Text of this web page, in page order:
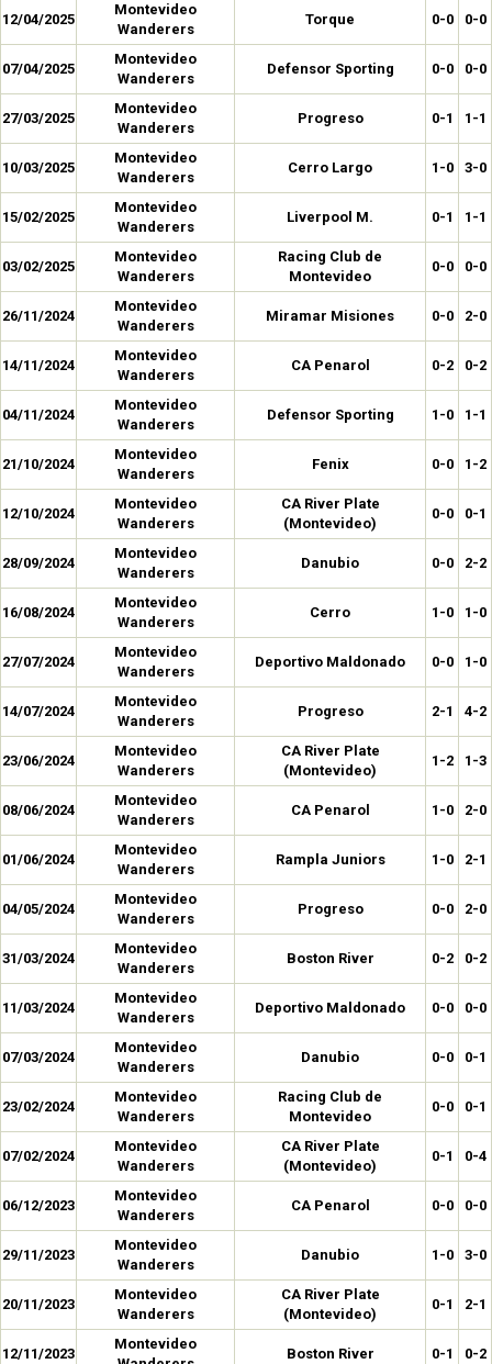
12/04/2025
Montevideo
Wanderers
Torque 0-0 0-0
07/04/2025
Montevideo
Wanderers
Defensor Sporting 0-0 0-0
27/03/2025
Montevideo
Wanderers
Progreso 0-1 1-1
10/03/2025
Montevideo
Wanderers
Cerro Largo 1-0 3-0
15/02/2025
Montevideo
Wanderers
Liverpool M. 0-1 1-1
03/02/2025
Montevideo
Wanderers
Racing Club de
Montevideo
0-0 0-0
26/11/2024
Montevideo
Wanderers
Miramar Misiones 0-0 2-0
14/11/2024
Montevideo
Wanderers
CA Penarol 0-2 0-2
04/11/2024
Montevideo
Wanderers
Defensor Sporting 1-0 1-1
21/10/2024
Montevideo
Wanderers
Fenix 0-0 1-2
12/10/2024
Montevideo
Wanderers
CA River Plate
(Montevideo)
0-0 0-1
28/09/2024
Montevideo
Wanderers
Danubio 0-0 2-2
16/08/2024
Montevideo
Wanderers
Cerro 1-0 1-0
27/07/2024
Montevideo
Wanderers
Deportivo Maldonado 0-0 1-0
14/07/2024
Montevideo
Wanderers
Progreso 2-1 4-2
23/06/2024
Montevideo
Wanderers
CA River Plate
(Montevideo)
1-2 1-3
08/06/2024
Montevideo
Wanderers
CA Penarol 1-0 2-0
01/06/2024
Montevideo
Wanderers
Rampla Juniors 1-0 2-1
04/05/2024
Montevideo
Wanderers
Progreso 0-0 2-0
31/03/2024
Montevideo
Wanderers
Boston River 0-2 0-2
11/03/2024
Montevideo
Wanderers
Deportivo Maldonado 0-0 0-0
07/03/2024
Montevideo
Wanderers
Danubio 0-0 0-1
23/02/2024
Montevideo
Wanderers
Racing Club de
Montevideo
0-0 0-1
07/02/2024
Montevideo
Wanderers
CA River Plate
(Montevideo)
0-1 0-4
06/12/2023
Montevideo
Wanderers
CA Penarol 0-0 0-0
29/11/2023
Montevideo
Wanderers
Danubio 1-0 3-0
20/11/2023
Montevideo
Wanderers
CA River Plate
(Montevideo)
0-1 2-1
12/11/2023
Montevideo
Boston River 0-1 0-2